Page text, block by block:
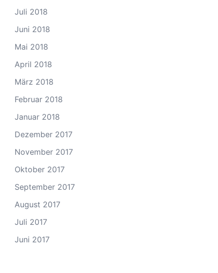
Juli 2018
Juni 2018
Mai 2018
April 2018
März 2018
Februar 2018
Januar 2018
Dezember 2017
November 2017
Oktober 2017
September 2017
August 2017
Juli 2017
Juni 2017